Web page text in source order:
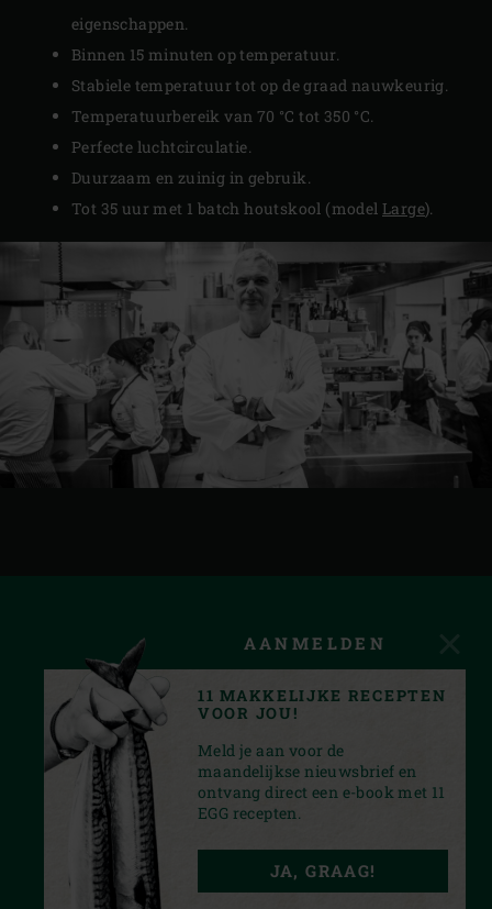
eigenschappen.
Binnen 15 minuten op temperatuur.
Stabiele temperatuur tot op de graad nauwkeurig.
Temperatuurbereik van 70 °C tot 350 °C.
Perfecte luchtcirculatie.
Duurzaam en zuinig in gebruik.
Tot 35 uur met 1 batch houtskool (model Large).
AANMELDEN
11 MAKKELIJKE RECEPTEN
VOOR JOU!
Meld je aan voor de
maandelijkse nieuwsbrief en
ontvang direct een e-book met 11
EGG recepten.
JA, GRAAG!